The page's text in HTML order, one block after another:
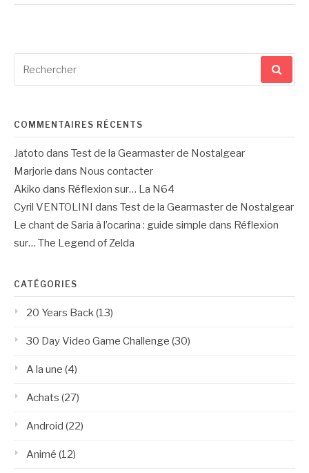
pour
COMMENTAIRES RÉCENTS
Jatoto dans Test de la Gearmaster de Nostalgear
Marjorie dans Nous contacter
Akiko dans Réflexion sur… La N64
Cyril VENTOLINI
dans Test de la Gearmaster de Nostalgear
Le chant de Saria à l’ocarina : guide simple dans Réflexion
sur… The Legend of Zelda
CATÉGORIES
20 Years Back(13)
30 Day Video Game Challenge (30)
A la une (4)
Achats (27)
Android (22)
Animé (12)